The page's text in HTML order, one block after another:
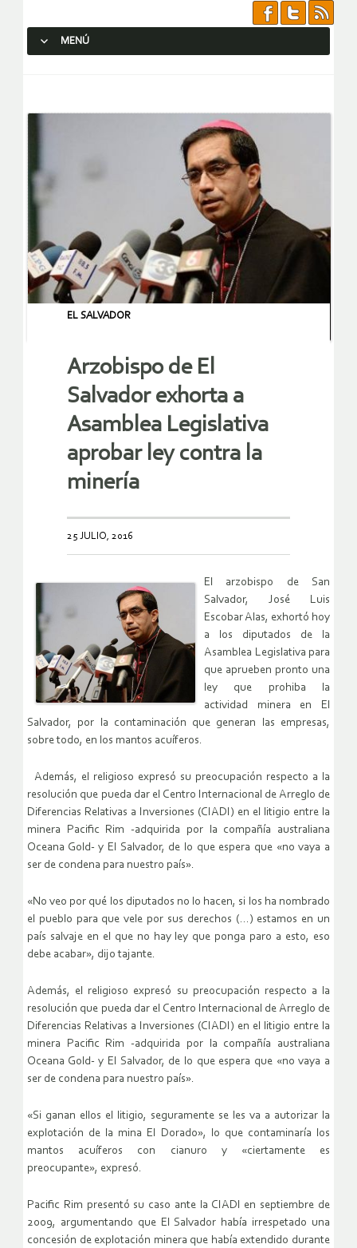
MENÚ
EL SALVADOR
Arzobispo de El
Salvador exhorta a
Asamblea Legislativa
aprobar ley contra la
minería
25 JULIO, 2016
El arzobispo de San
Salvador, José Luis
Escobar Alas, exhortó hoy
a los diputados de la
Asamblea Legislativa para
que aprueben pronto una
ley que prohiba la
actividad minera en El
Salvador, por la contaminación que generan las empresas,
sobre todo, en los mantos acuíferos.
Además, el religioso expresó su preocupación respecto a la
resolución que pueda dar el Centro Internacional de Arreglo de
Diferencias Relativas a Inversiones (CIADI) en el litigio entre la
minera Pacific Rim -adquirida por la compañía australiana
Oceana Gold- y El Salvador, de lo que espera que «no vaya a
ser de condena para nuestro país».
«No veo por qué los diputados no lo hacen, si los ha nombrado
el pueblo para que vele por sus derechos (…) estamos en un
país salvaje en el que no hay ley que ponga paro a esto, eso
debe acabar», dijo tajante.
Además, el religioso expresó su preocupación respecto a la
resolución que pueda dar el Centro Internacional de Arreglo de
Diferencias Relativas a Inversiones (CIADI) en el litigio entre la
minera Pacific Rim -adquirida por la compañía australiana
Oceana Gold- y El Salvador, de lo que espera que «no vaya a
ser de condena para nuestro país».
«Si ganan ellos el litigio, seguramente se les va a autorizar la
explotación de la mina El Dorado», lo que contaminaría los
mantos acuíferos con cianuro y «ciertamente es
preocupante», expresó.
Pacific Rim presentó su caso ante la CIADI en septiembre de
2009, argumentando que El Salvador había irrespetado una
concesión de explotación minera que había extendido durante